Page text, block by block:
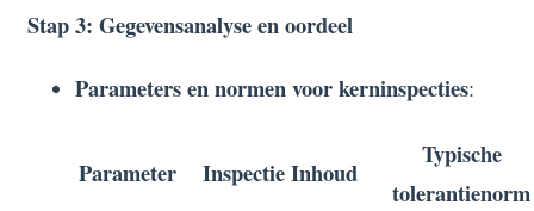
Stap 3: Gegevensanalyse en oordeel
Parameters en normen voor kerninspecties:
Parameter Inspectie Inhoud
Typische
tolerantienorm